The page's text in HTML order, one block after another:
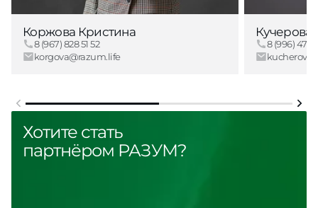
Коржова Кристина
8 (967) 828 51 52
korgova@razum.life
Кучерова
8 (996) 470
Хотите стать
партнёром РАЗУМ?